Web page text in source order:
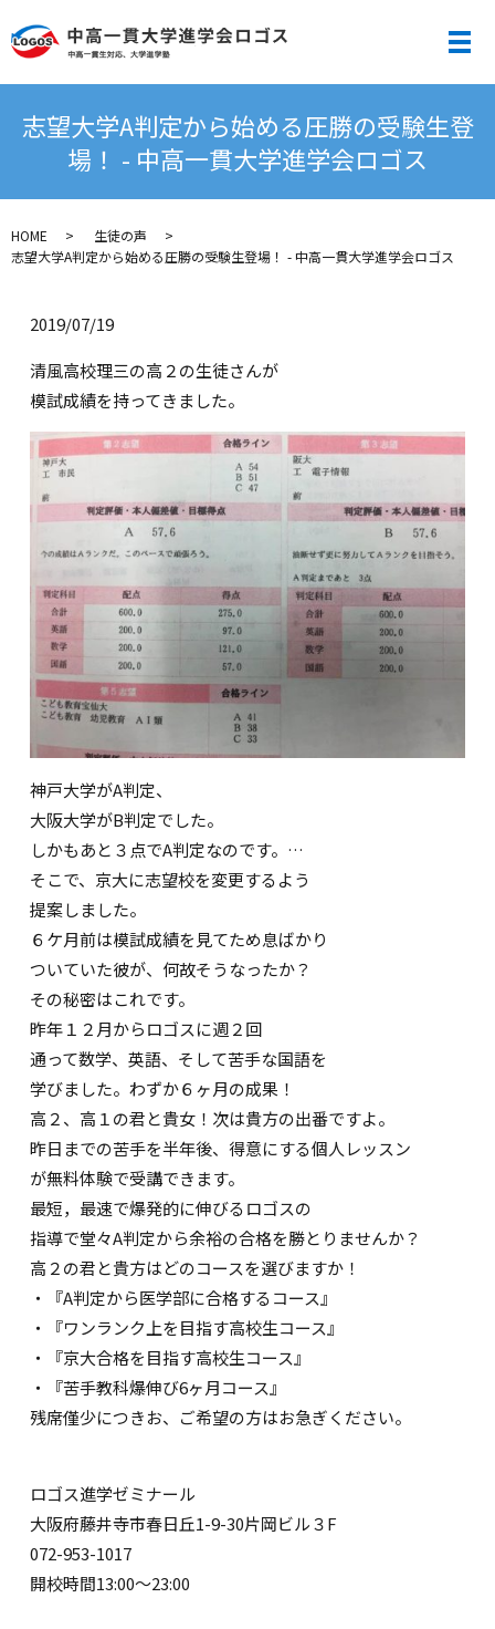
メ
志望大学A判定から始める圧勝の受験生登
場！ - 中高一貫大学進学会ロゴス
HOME
生徒の声
志望大学A判定から始める圧勝の受験生登場！ - 中高一貫大学進学会ロゴス
2019/07/19
清風高校理三の高２の生徒さんが
模試成績を持ってきました。
神戸大学がA判定、
大阪大学がB判定でした。
しかもあと３点でA判定なのです。…
そこで、京大に志望校を変更するよう
提案しました。
６ケ月前は模試成績を見てため息ばかり
ついていた彼が、何故そうなったか？
その秘密はこれです。
昨年１２月からロゴスに週２回
通って数学、英語、そして苦手な国語を
学びました。わずか６ヶ月の成果！
高２、高１の君と貴女！次は貴方の出番ですよ。
昨日までの苦手を半年後、得意にする個人レッスン
が無料体験で受講できます。
最短，最速で爆発的に伸びるロゴスの
指導で堂々A判定から余裕の合格を勝とりませんか？
高２の君と貴方はどのコースを選びますか！
・『A判定から医学部に合格するコース』
・『ワンランク上を目指す高校生コース』
・『京大合格を目指す高校生コース』
・『苦手教科爆伸び6ヶ月コース』
残席僅少につきお、ご希望の方はお急ぎください。
ロゴス進学ゼミナール
大阪府藤井寺市春日丘1-9-30片岡ビル３F
072-953-1017
開校時間13:00～23:00